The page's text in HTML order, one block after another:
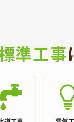
準工事